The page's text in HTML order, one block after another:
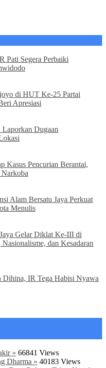
Pati Segera Perbaiki
di HUT Ke-25 Partai
Apresiasi
Laporkan Dugaan
Kasus Pencurian Berantai,
Narkoba
Alam Bersatu Jaya Perkuat
Menulis
Gelar Diklat Ke-III di
dan Kesadaran
IR Tega Habisi Nyawa
» 66841 Views
Dharma » 40183 Views